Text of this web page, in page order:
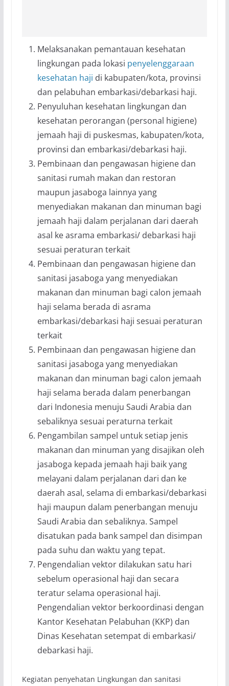
Melaksanakan pemantauan kesehatan
lingkungan pada lokasi penyelenggaraan
kesehatan haji di kabupaten/kota, provinsi
dan pelabuhan embarkasi/debarkasi haji.
Penyuluhan kesehatan lingkungan dan
kesehatan perorangan (personal higiene)
jemaah haji di puskesmas, kabupaten/kota,
provinsi dan embarkasi/debarkasi haji.
Pembinaan dan pengawasan higiene dan
sanitasi rumah makan dan restoran
maupun jasaboga lainnya yang
menyediakan makanan dan minuman bagi
jemaah haji dalam perjalanan dari daerah
asal ke asrama embarkasi/ debarkasi haji
sesuai peraturan terkait
Pembinaan dan pengawasan higiene dan
sanitasi jasaboga yang menyediakan
makanan dan minuman bagi calon jemaah
haji selama berada di asrama
embarkasi/debarkasi haji sesuai peraturan
terkait
Pembinaan dan pengawasan higiene dan
sanitasi jasaboga yang menyediakan
makanan dan minuman bagi calon jemaah
haji selama berada dalam penerbangan
dari Indonesia menuju Saudi Arabia dan
sebaliknya sesuai peraturna terkait
Pengambilan sampel untuk setiap jenis
makanan dan minuman yang disajikan oleh
jasaboga kepada jemaah haji baik yang
melayani dalam perjalanan dari dan ke
daerah asal, selama di embarkasi/debarkasi
haji maupun dalam penerbangan menuju
Saudi Arabia dan sebaliknya. Sampel
disatukan pada bank sampel dan disimpan
pada suhu dan waktu yang tepat.
Pengendalian vektor dilakukan satu hari
sebelum operasional haji dan secara
teratur selama operasional haji.
Pengendalian vektor berkoordinasi dengan
Kantor Kesehatan Pelabuhan (KKP) dan
Dinas Kesehatan setempat di embarkasi/
debarkasi haji.
Kegiatan penyehatan Lingkungan dan sanitasi